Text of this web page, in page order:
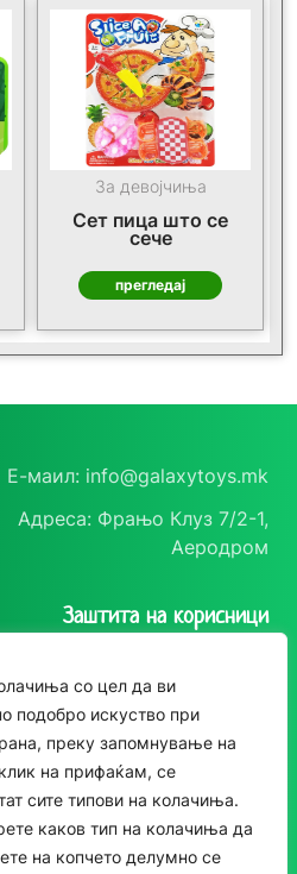
со цел да ви
подобро искуство при
преку запомнување на
на прифаќам, се
сите типови на колачиња.
каков тип на колачиња да
на копчето делумно се
За девојчиња
Сет пица што се
сече
прегледај
Е-маил: info@galaxytoys.mk
Адреса: Фрањо Клуз 7/2-1,
Аеродром
Заштита на корисници
приватност
Политика за колачиња
Следете нè
Instagram
Facebook